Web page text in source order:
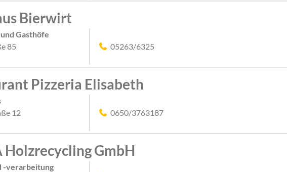
Bierwirt
Gasthöfe
85
05263/6325
Pizzeria Elisabeth
12
0650/3763187
Holzrecycling GmbH
-verarbeitung